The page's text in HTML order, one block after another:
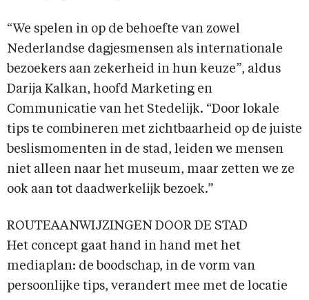
“We spelen in op de behoefte van zowel
Nederlandse dagjesmensen als internationale
bezoekers aan zekerheid in hun keuze”, aldus
Darija Kalkan, hoofd Marketing en
Communicatie van het Stedelijk. “Door lokale
tips te combineren met zichtbaarheid op de juiste
beslismomenten in de stad, leiden we mensen
niet alleen naar het museum, maar zetten we ze
ook aan tot daadwerkelijk bezoek.”
ROUTEAANWIJZINGEN DOOR DE STAD
Het concept gaat hand in hand met het
mediaplan: de boodschap, in de vorm van
persoonlijke tips, verandert mee met de locatie